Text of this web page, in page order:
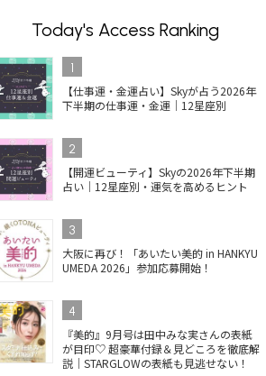
Today's Access Ranking
1
【仕事運・金運占い】Skyが占う2026年
下半期の仕事運・金運｜12星座別
2
【開運ビューティ】Skyの2026年下半期
占い｜12星座別・運気を高めるヒント
3
大阪に再び！「あいたい美的 in HANKYU
UMEDA 2026」参加応募開始！
4
『美的』9月号は田中みな実さんの表紙
が目印♡ 超豪華付録＆見どころを徹底解
説｜STARGLOWの表紙も見逃せない！